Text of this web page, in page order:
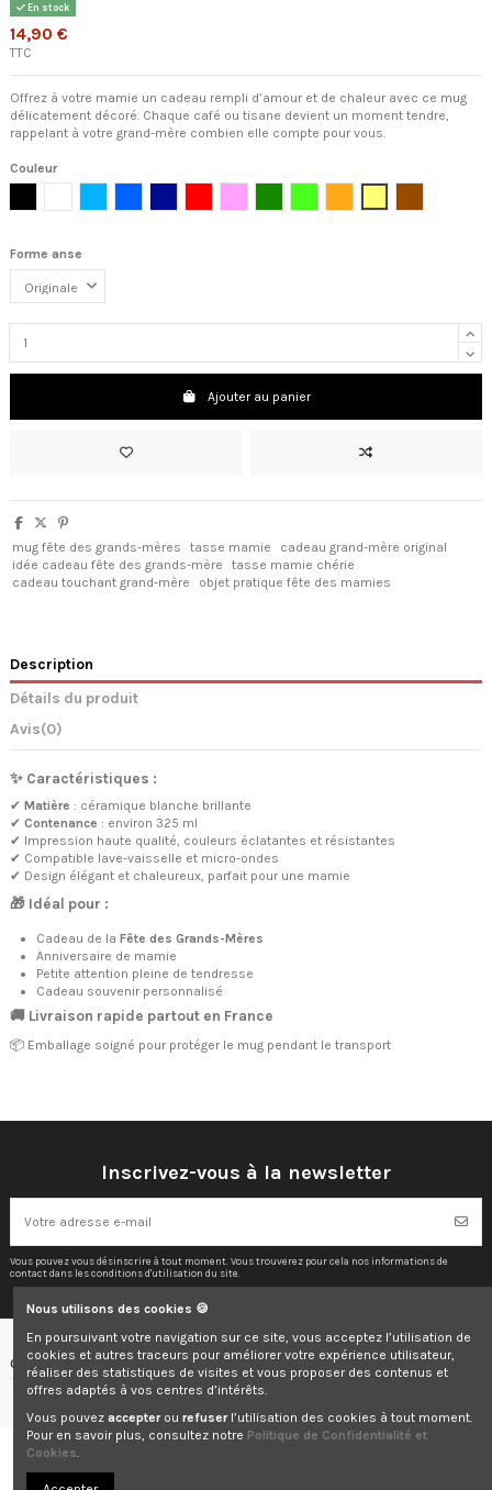
En stock
14,90 €
TTC
Offrez à votre mamie un cadeau rempli d’amour et de chaleur avec ce mug
délicatement décoré. Chaque café ou tisane devient un moment tendre,
rappelant à votre grand-mère combien elle compte pour vous.
Couleur
Forme anse
Ajouter au panier
mug fête des grands-mères tasse mamie
cadeau grand-mère original
idée cadeau fête des grands-mère
tasse mamie chérie
cadeau touchant grand-mère
objet pratique fête des mamies
Description
Détails du produit
Avis(0)
✨ Caractéristiques :
✔ Matière : céramique blanche brillante
✔ Contenance : environ 325 ml
✔ Impression haute qualité, couleurs éclatantes et résistantes
✔ Compatible lave-vaisselle et micro-ondes
✔ Design élégant et chaleureux, parfait pour une mamie
🎁 Idéal pour :
Cadeau de la Fête des Grands-Mères
Anniversaire de mamie
Petite attention pleine de tendresse
Cadeau souvenir personnalisé
🚚 Livraison rapide partout en France
📦 Emballage soigné pour protéger le mug pendant le transport
Inscrivez-vous à la newsletter
Vous pouvez vous désinscrire à tout moment. Vous trouverez pour cela nos informations de
contact dans les conditions d'utilisation du site.
Contactez-nous
Nous utilisons des cookies 🍪
En poursuivant votre navigation sur ce site, vous acceptez l’utilisation de
cookies et autres traceurs pour améliorer votre expérience utilisateur,
réaliser des statistiques de visites et vous proposer des contenus et
offres adaptés à vos centres d’intérêts.
Vous pouvez accepterou refuserl’utilisation des cookies à tout moment.
Pour en savoir plus, consultez notre Politique de Confidentialité et
Cookies.